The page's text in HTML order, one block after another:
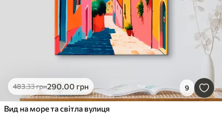
483.33грн290.00 грн 9
Вид на море та світла вулиця